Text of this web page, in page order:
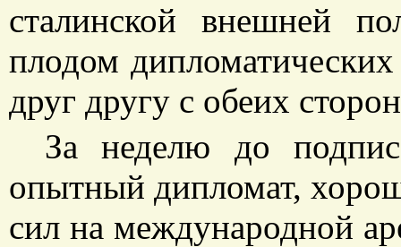
сталинской внешней
плодом
друг другу с обеих
За неделю до
опытный дипломат,
сил на международной